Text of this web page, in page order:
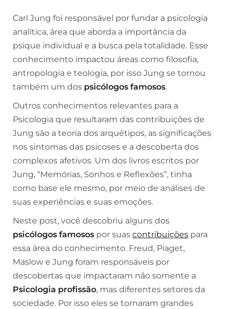
Carl Jung foi responsável por fundar a psicologia
analítica, área que aborda a importância da
psique individual e a busca pela totalidade. Esse
conhecimento impactou áreas como filosofia,
antropologia e teologia, por isso Jung se tornou
também um dos psicólogos famosos.
Outros conhecimentos relevantes para a
Psicologia que resultaram das contribuições de
Jung são a teoria dos arquétipos, as significações
nos sintomas das psicoses e a descoberta dos
complexos afetivos. Um dos livros escritos por
Jung, “Memórias, Sonhos e Reflexões”, tinha
como base ele mesmo, por meio de análises de
suas experiências e suas emoções.
Neste post, você descobriu alguns dos
psicólogos famosos por suas contribuições para
essa área do conhecimento. Freud, Piaget,
Maslow e Jung foram responsáveis por
descobertas que impactaram não somente a
Psicologia profissão, mas diferentes setores da
sociedade. Por isso eles se tornaram grandes